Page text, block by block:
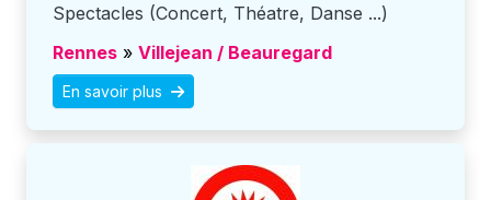
Spectacles (Concert, Théatre, Danse ...)
Rennes » Villejean / Beauregard
En savoir plus